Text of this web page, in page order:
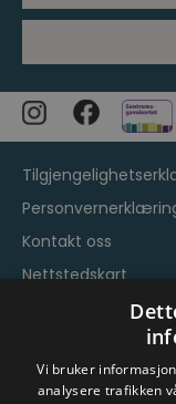
Kontakt oss
Nettstedskart
Vilkår og betingelser
Vi bruker
analysere trafikken